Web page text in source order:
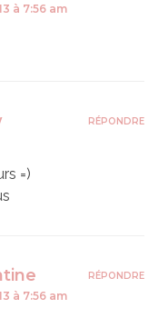
à 7:56 am
=)
RÉPONDRE
à 7:56 am
RÉPONDRE